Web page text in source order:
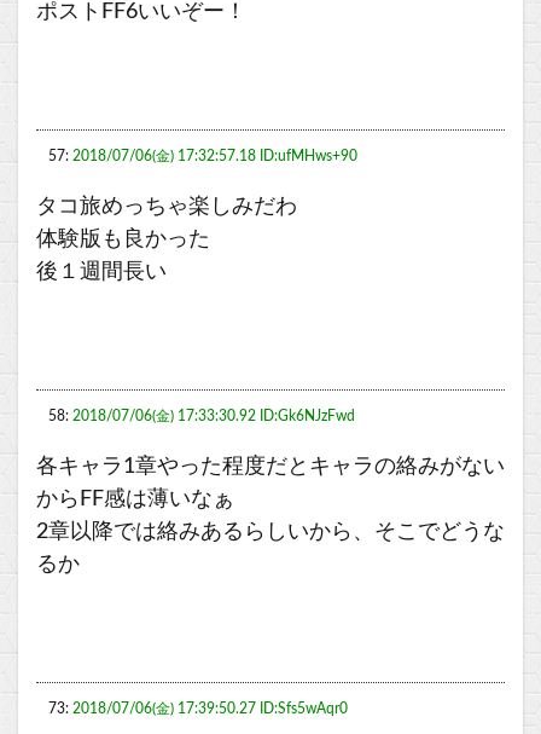
ポストFF6いいぞー！
57: 2018/07/06(金) 17:32:57.18 ID:ufMHws+90
タコ旅めっちゃ楽しみだわ
体験版も良かった
後１週間長い
58: 2018/07/06(金) 17:33:30.92 ID:Gk6NJzFwd
各キャラ1章やった程度だとキャラの絡みがない
からFF感は薄いなぁ
2章以降では絡みあるらしいから、そこでどうな
るか
73: 2018/07/06(金) 17:39:50.27 ID:Sfs5wAqr0